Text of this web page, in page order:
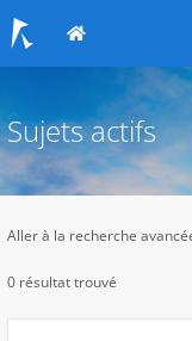
Sujets actifs
Aller à la recherche
0 résultat trouvé